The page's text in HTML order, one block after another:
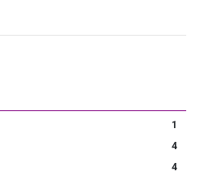
1
4
4